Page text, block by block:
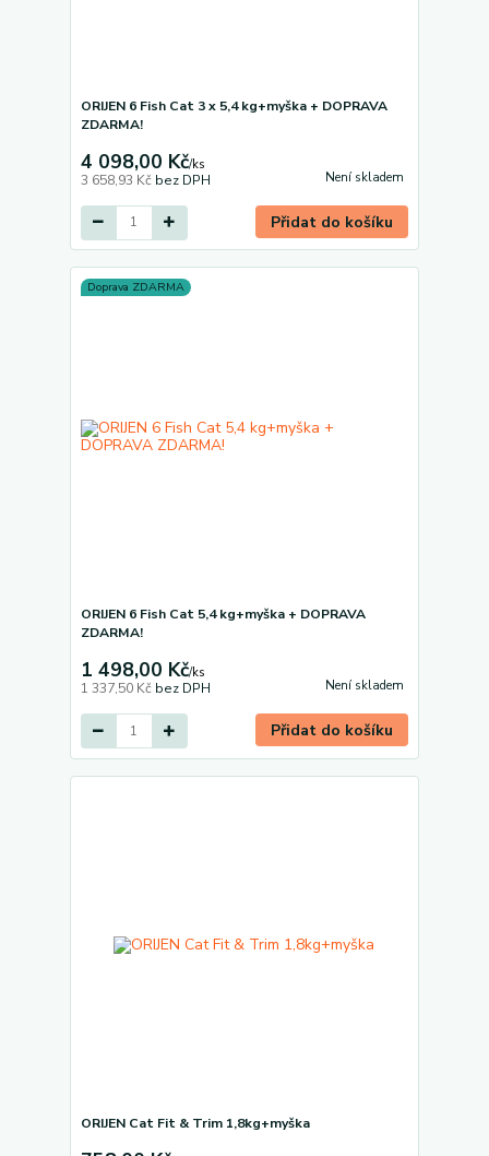
ORIJEN 6 Fish Cat 3 x 5,4 kg+myška + DOPRAVA
ZDARMA!
4 098,00 Kč/ks
3 658,93 Kč bez DPH Není skladem
Přidat do košíku
Doprava ZDARMA
ORIJEN 6 Fish Cat 5,4 kg+myška + DOPRAVA
ZDARMA!
1 498,00 Kč/ks
1 337,50 Kč bez DPH Není skladem
Přidat do košíku
ORIJEN Cat Fit & Trim 1,8kg+myška